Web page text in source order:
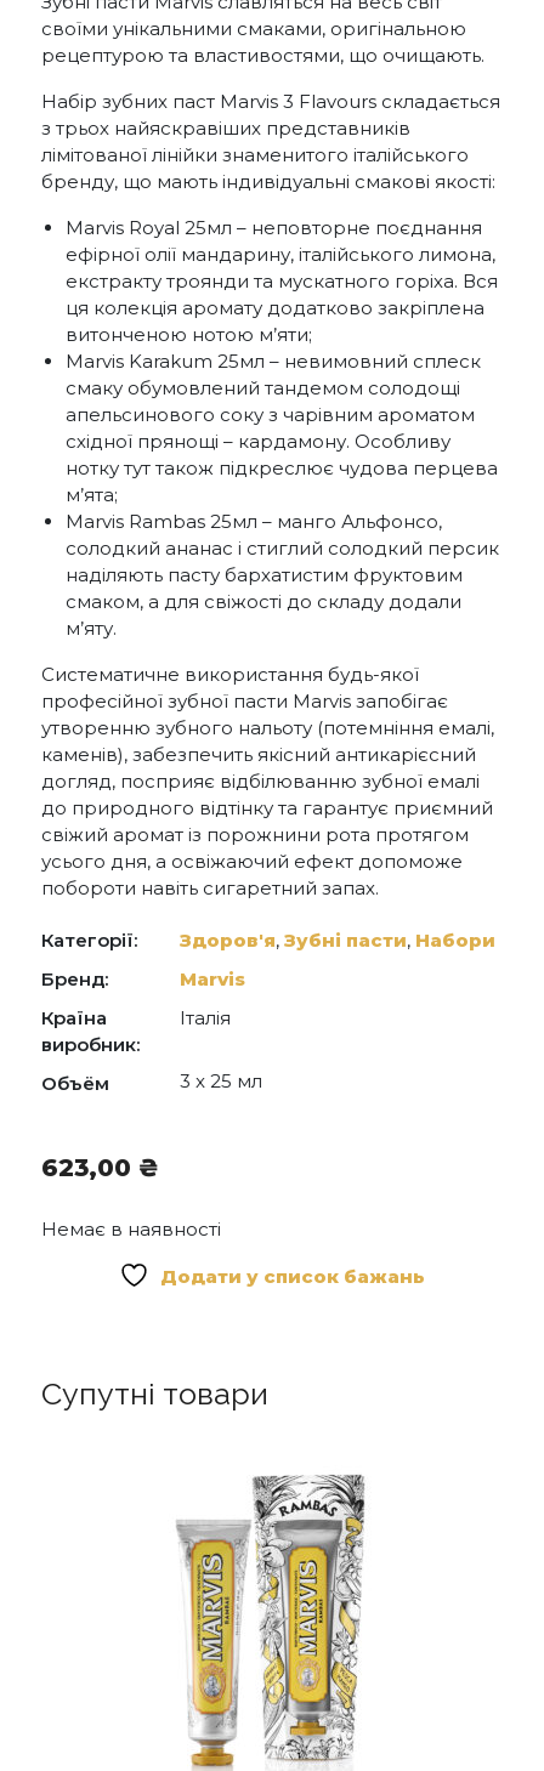
своїми унікальними смаками, оригінальною
рецептурою та властивостями, що очищають.
Набір зубних паст Marvis 3 Flavours складається
з трьох найяскравіших представників
лімітованої лінійки знаменитого італійського
бренду, що мають індивідуальні смакові якості:
Marvis Royal 25мл – неповторне поєднання
ефірної олії мандарину, італійського лимона,
екстракту троянди та мускатного горіха. Вся
ця колекція аромату додатково закріплена
витонченою нотою м’яти;
Marvis Karakum 25мл – невимовний сплеск
смаку обумовлений тандемом солодощі
апельсинового соку з чарівним ароматом
східної прянощі – кардамону. Особливу
нотку тут також підкреслює чудова перцева
м’ята;
Marvis Rambas 25мл – манго Альфонсо,
солодкий ананас і стиглий солодкий персик
наділяють пасту бархатистим фруктовим
смаком, а для свіжості до складу додали
м’яту.
Систематичне використання будь-якої
професійної зубної пасти Marvis запобігає
утворенню зубного нальоту (потемніння емалі,
каменів), забезпечить якісний антикарієсний
догляд, посприяє відбілюванню зубної емалі
до природного відтінку та гарантує приємний
свіжий аромат із порожнини рота протягом
усього дня, а освіжаючий ефект допоможе
побороти навіть сигаретний запах.
Категорії: Здоров'я, Зубні пасти, Набори
Бренд:
Marvis
Країна
виробник:
Італія
Объём 3 x 25 мл
623,00 ₴
Немає в наявності
Додати у список бажань
Супутні товари